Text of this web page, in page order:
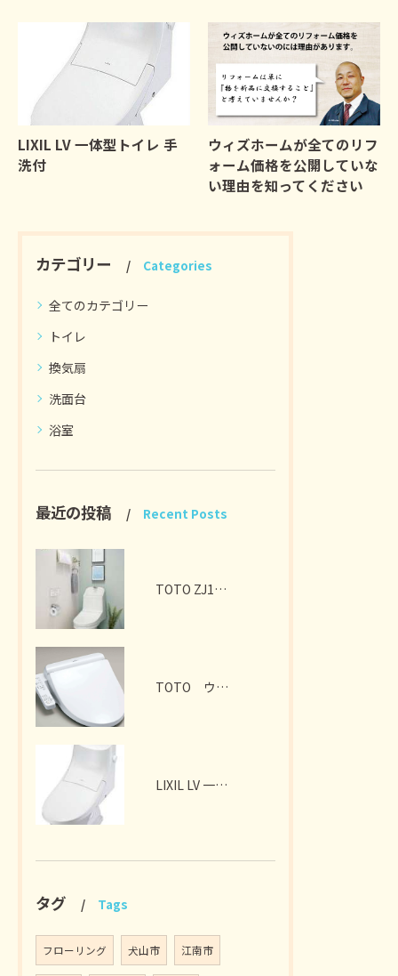
LIXIL LV 一体型トイレ 手
洗付
ウィズホームが全てのリフ
ォーム価格を公開していな
い理由を知ってください
カテゴリー Categories
全てのカテゴリー
トイレ
換気扇
洗面台
浴室
最近の投稿 Recent Posts
TOTO ZJ1 手洗付
TOTO ウォシュレット BV1
LIXIL LV 一体型トイレ 手洗付
タグ Tags
フローリング 犬山市 江南市